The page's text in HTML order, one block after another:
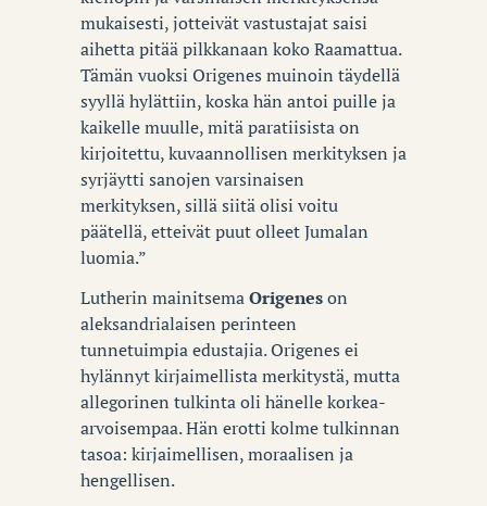
mukaisesti, jotteivät vastustajat saisi
aihetta pitää pilkkanaan koko Raamattua.
Tämän vuoksi Origenes muinoin täydellä
syyllä hylättiin, koska hän antoi puille ja
kaikelle muulle, mitä paratiisista on
kirjoitettu, kuvaannollisen merkityksen ja
syrjäytti sanojen varsinaisen
merkityksen, sillä siitä olisi voitu
päätellä, etteivät puut olleet Jumalan
luomia.”
Lutherin mainitsemaOrigeneson
aleksandrialaisen perinteen
tunnetuimpia edustajia. Origenes ei
hylännyt kirjaimellista merkitystä, mutta
allegorinen tulkinta oli hänelle korkea-
arvoisempaa. Hän erotti kolme tulkinnan
tasoa: kirjaimellisen, moraalisen ja
hengellisen.